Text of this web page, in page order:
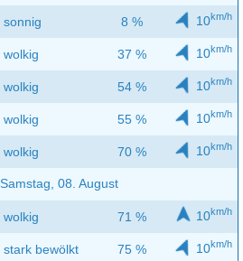
sonnig 8 % 10km/h
wolkig 37 % 10km/h
wolkig 54 % 10km/h
wolkig 55 % 10km/h
wolkig 70 % 10km/h
Samstag, 08. August
wolkig 71 % 10km/h
stark bewölkt 75 % 10km/h